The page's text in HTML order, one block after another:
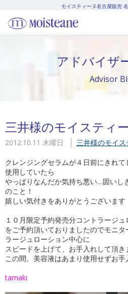
モイスティーヌ名古屋販売
アドバイザ
Advisor
三井様のモイスティ
2012.10.11 木曜日 三井様のモイ
クレンジングセラムが４日前にきれ
使用していたら
やっぱりなんだか気持ち悪い…固いし
のこと！
嬉しい気付きをありがとうございます
１０月限定予約発売分コントラージュ
をご予約頂いておりましたのでモニ
ラージュローション中心に
スピードを上げて、お手入れして頂き
この間、美容液はあまり使用せずお
tamaki